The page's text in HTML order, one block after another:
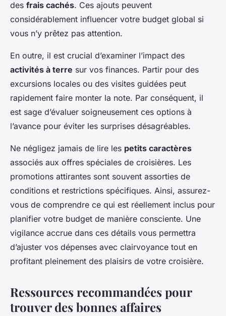
des frais cachés. Ces ajouts peuvent
considérablement influencer votre budget global si
vous n’y prêtez pas attention.
En outre, il est crucial d’examiner l’impact des
activités à terre sur vos finances. Partir pour des
excursions locales ou des visites guidées peut
rapidement faire monter la note. Par conséquent, il
est sage d’évaluer soigneusement ces options à
l’avance pour éviter les surprises désagréables.
Ne négligez jamais de lire les petits caractères
associés aux offres spéciales de croisières. Les
promotions attirantes sont souvent assorties de
conditions et restrictions spécifiques. Ainsi, assurez-
vous de comprendre ce qui est réellement inclus pour
planifier votre budget de manière consciente. Une
vigilance accrue dans ces détails vous permettra
d’ajuster vos dépenses avec clairvoyance tout en
profitant pleinement des plaisirs de votre croisière.
Ressources recommandées pour
trouver des bonnes affaires